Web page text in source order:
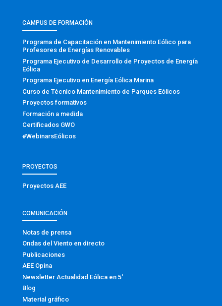
CAMPUS DE FORMACIÓN
Programa de Capacitación en Mantenimiento Eólico para
Profesores de Energías Renovables
Programa Ejecutivo de Desarrollo de Proyectos de Energía
Eólica
Programa Ejecutivo en Energía Eólica Marina
Curso de Técnico Mantenimiento de Parques Eólicos
Proyectos formativos
Formación a medida
Certificados GWO
#WebinarsEólicos
PROYECTOS
Proyectos AEE
COMUNICACIÓN
Notas de prensa
Ondas del Viento en directo
Publicaciones
AEE Opina
Newsletter Actualidad Eólica en 5′
Blog
Material gráfico